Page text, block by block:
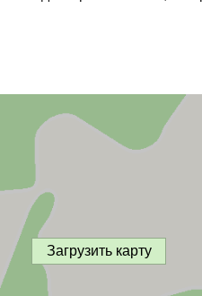
Загрузить карту